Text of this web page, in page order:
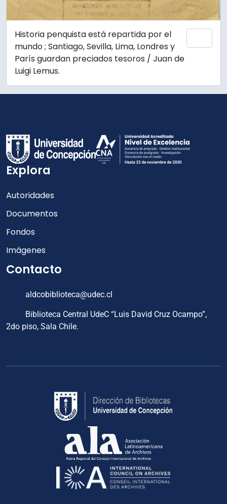
Historia penquista está repartida por el
mundo ; Santiago, Sevilla, Lima, Londres y
París guardan preciados tesoros / Juan de
Luigi Lemus.
Explora
Autoridades
Documentos
Fondos
Imágenes
Contacto
aldcobiblioteca@udec.cl
Biblioteca Central UdeC “Luis David Cruz Ocampo”,
2do piso, Sala Chile.